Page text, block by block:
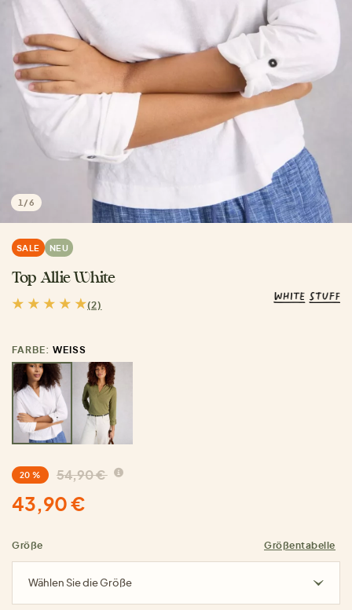
1 /6
SALE NEU
Top Allie White
(2)
FARBE: WEISS
20 % 54,90 €
43,90 €
Größe Größentabelle
Wählen Sie die Größe